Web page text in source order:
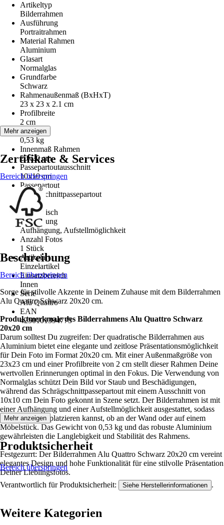
Artikeltyp
Bilderrahmen
Ausführung
Portraitrahmen
Material Rahmen
Aluminium
Glasart
Normalglas
Grundfarbe
Schwarz
Rahmenaußenmaß (BxHxT)
23 x 23 x 2.1 cm
Profilbreite
2 cm
Gewicht
0,53 kg
Innenmaß Rahmen
20x20 cm
Passepartoutausschnitt
10x10 cm
Passepartout
Schrägschnittpassepartout
Form
Quadratisch
Ausstattung
Aufhängung, Aufstellmöglichkeit
Anzahl Fotos
1 Stück
Artikelart
Einzelartikel
Einsatzbereich
Innen
Serie
Alu Quattro
EAN
4250101394775
Mehr anzeigen
Zertifikate & Services
Bereich überspringen
Beschreibung
Bereich überspringen
Sorge für stilvolle Akzente in Deinem Zuhause mit dem Bilderrahmen
Alu Quattro Schwarz 20x20 cm.
Produktmerkmale des Bilderrahmens Alu Quattro Schwarz
20x20 cm
Darum solltest Du zugreifen: Der quadratische Bilderrahmen aus
Aluminium bietet eine elegante und zeitlose Präsentationsmöglichkeit
für Dein Foto im Format 20x20 cm. Mit einer Außenmaßgröße von
23x23 cm und einer Profilbreite von 2 cm stellt dieser Rahmen Deine
wertvollen Erinnerungen optimal in den Fokus. Die Verwendung von
Normalglas schützt Dein Bild vor Staub und Beschädigungen,
während das Schrägschnittpassepartout mit einem Ausschnitt von
10x10 cm Dein Foto gekonnt in Szene setzt. Der Bilderrahmen ist mit
einer Aufhängung und einer Aufstellmöglichkeit ausgestattet, sodass
Du ihn flexibel platzieren kannst, ob an der Wand oder auf einem
Möbelstück. Das Gewicht von 0,53 kg und das robuste Aluminium
gewährleisten die Langlebigkeit und Stabilität des Rahmens.
Festgezurrt: Der Bilderrahmen Alu Quattro Schwarz 20x20 cm vereint
elegantes Design und hohe Funktionalität für eine stilvolle Präsentation
Deiner Lieblingsfotos.
Mehr anzeigen
Produktsicherheit
Bereich überspringen
Verantwortlich für Produktsicherheit: Siehe Herstellerinformationen .
Weitere Kategorien